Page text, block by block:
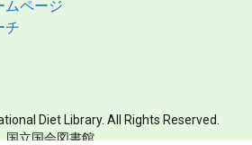
ムページ
チ
Diet Library. All Rights Reserved.